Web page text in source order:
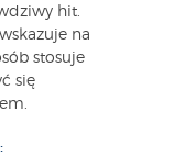
hit.
na
stosuje
się